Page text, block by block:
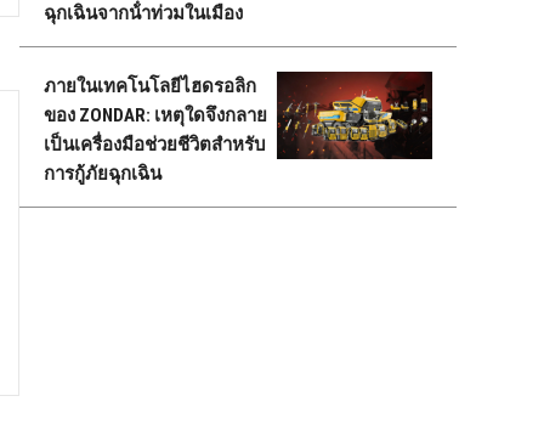
ฉุกเฉินจากน้ําท่วมในเมือง
ภายในเทคโนโลยีไฮดรอลิก
ของ ZONDAR: เหตุใดจึงกลาย
เป็นเครื่องมือช่วยชีวิตสําหรับ
การกู้ภัยฉุกเฉิน